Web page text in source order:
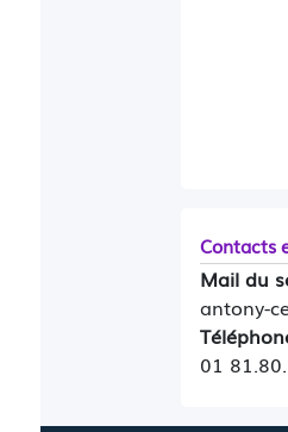
Contacts
Mail du
antony-
01